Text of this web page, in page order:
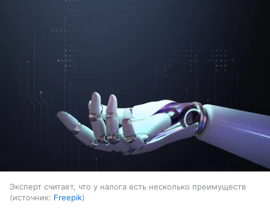
Эксперт считает, что у налога есть несколько преимуществ
источник: Freepik